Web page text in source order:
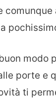
modo
porte e
ti